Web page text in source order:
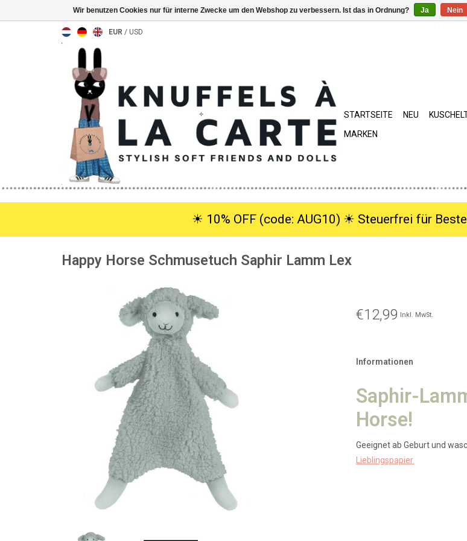
EUR / USD
STARTSEITE NEU
MARKEN
☀︎ 10% OFF (code: AUG10) ☀︎ Steuerfrei für
Happy Horse Schmusetuch Saphir Lamm Lex
€12,99 Inkl. MwSt.
Informationen
Saphir-
Horse!
Geeignet ab Geburt und
Lieblingspapier.
Wir benutzen Cookies nur für interne Zwecke um den Webshop zu verbessern. Ist das in Ordnung? Ja Nein